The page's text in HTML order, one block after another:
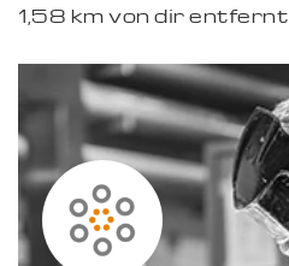
1,58 km von dir entfernt